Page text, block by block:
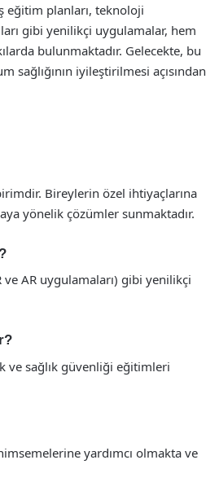
eğitim planları, teknoloji
gibi yenilikçi uygulamalar, hem
bulunmaktadır. Gelecekte, bu
sağlığının iyileştirilmesi açısından
Bireylerin özel ihtiyaçlarına
yönelik çözümler sunmaktadır.
AR uygulamaları) gibi yenilikçi
ve sağlık güvenliği eğitimleri
yardımcı olmakta ve